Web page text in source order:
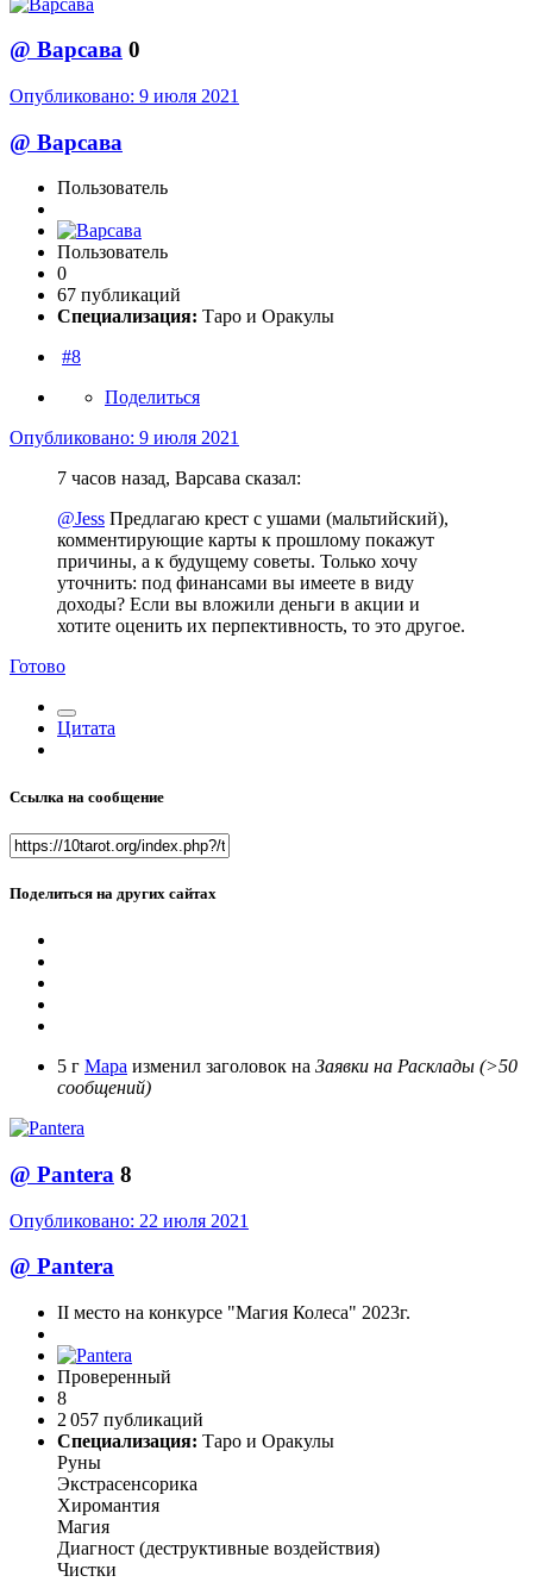
@ Варсава 0
Опубликовано: 9 июля 2021
@ Варсава
Пользователь
Пользователь
0
67 публикаций
Специализация: Таро и Оракулы
#8
Поделиться
Опубликовано: 9 июля 2021
7 часов назад, Варсава сказал:
@Jess Предлагаю крест с ушами (мальтийский),
комментирующие карты к прошлому покажут
причины, а к будущему советы. Только хочу
уточнить: под финансами вы имеете в виду
доходы? Если вы вложили деньги в акции и
хотите оценить их перпективность, то это другое.
Готово
Цитата
Ссылка на сообщение
Поделиться на других сайтах
5 г Мара изменил заголовок на Заявки на Расклады (>50
сообщений)
@ Pantera 8
Опубликовано: 22 июля 2021
@ Pantera
II место на конкурсе "Магия Колеса" 2023г.
Проверенный
8
2 057 публикаций
Специализация: Таро и Оракулы
Руны
Экстрасенсорика
Хиромантия
Магия
Диагност (деструктивные воздействия)
Чистки